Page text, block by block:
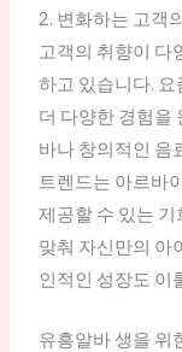
2. 변화하는 고객
고객의 취향이 다
하고 있습니다.
더 다양한 경험을
바나 창의적인 음
트렌드는 아르바
제공할 수 있는
맞춰 자신만의 아
인적인 성장도 이
유흥알바 생을 위